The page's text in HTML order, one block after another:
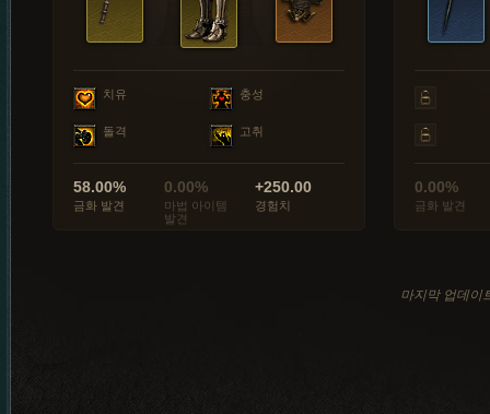
치유 충성
돌격 고취
58.00%
금화 발견
0.00%
마법 아이템
발견
+250.00
경험치
0.00%
금화 발견
마지막 업데이